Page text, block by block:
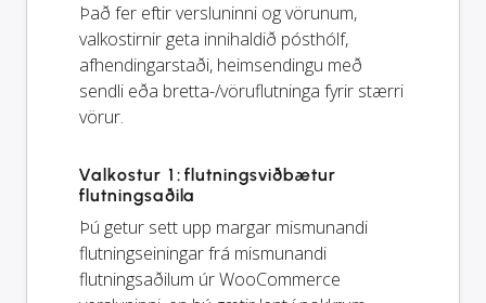
Það fer eftir versluninni og vörunum,
valkostirnir geta innihaldið pósthólf,
afhendingarstaði, heimsendingu með
sendli eða bretta-/vöruflutninga fyrir stærri
vörur.
Valkostur 1: flutningsviðbætur
flutningsaðila
Þú getur sett upp margar mismunandi
flutningseiningar frá mismunandi
flutningsaðilum úr WooCommerce